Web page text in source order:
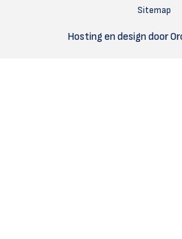
Sitemap
Hosting en design door